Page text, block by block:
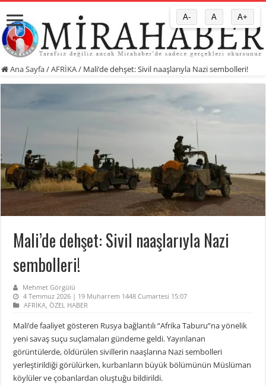
Ana Sayfa/AFRİKA/ Mali’de dehşet: Sivil naaşlarıyla Nazi sembolleri!
Mali’de dehşet: Sivil naaşlarıyla Nazi
sembolleri!
Mehmet Görgülü
4 Temmuz 2026 | 19 Muharrem 1448 Cumartesi 15:07
AFRİKA,ÖZEL HABER
Mali’de faaliyet gösteren Rusya bağlantılı “Afrika Taburu”na yönelik
yeni savaş suçu suçlamaları gündeme geldi. Yayınlanan
görüntülerde, öldürülen sivillerin naaşlarına Nazi sembolleri
yerleştirildiği görülürken, kurbanların büyük bölümünün Müslüman
köylüler ve çobanlardan oluştuğu bildirildi.
A- A A+